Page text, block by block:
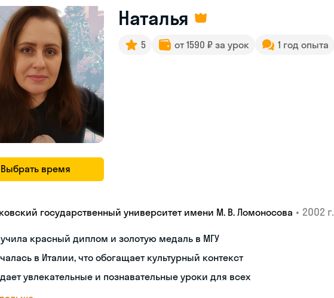
Выбрать время
Наталья
5 от 1590 ₽ за урок 1 год опыта
государственный университет имени М. В. Ломоносова • 2002 г.
красный диплом и золотую медаль в МГУ
в Италии, что обогащает культурный контекст
увлекательные и познавательные уроки для всех